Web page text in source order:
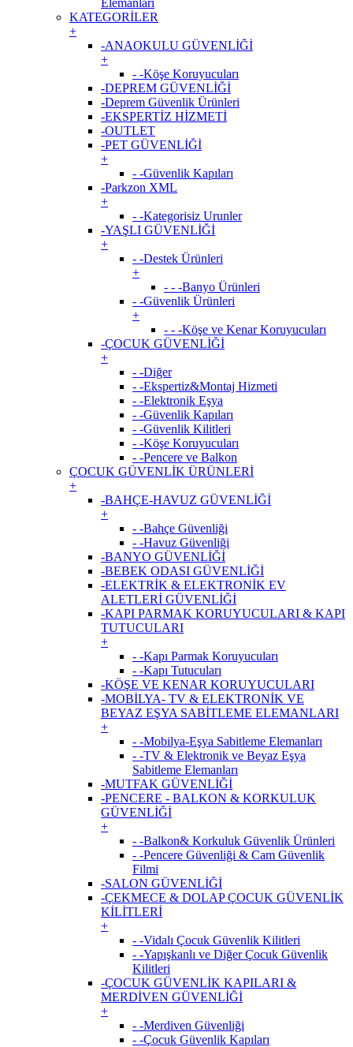
KATEGORİLER
+
-ANAOKULU GÜVENLİĞİ
+
- -Köşe Koruyucuları
-DEPREM GÜVENLİĞİ
-Deprem Güvenlik Ürünleri
-EKSPERTİZ HİZMETİ
-OUTLET
-PET GÜVENLİĞİ
+
- -Güvenlik Kapıları
-Parkzon XML
+
- -Kategorisiz Urunler
-YAŞLI GÜVENLİĞİ
+
- -Destek Ürünleri
+
- - -Banyo Ürünleri
- -Güvenlik Ürünleri
+
- - -Köşe ve Kenar Koruyucuları
-ÇOCUK GÜVENLİĞİ
+
- -Diğer
- -Ekspertiz&Montaj Hizmeti
- -Elektronik Eşya
- -Güvenlik Kapıları
- -Güvenlik Kilitleri
- -Köşe Koruyucuları
- -Pencere ve Balkon
ÇOCUK GÜVENLİK ÜRÜNLERİ
+
-BAHÇE-HAVUZ GÜVENLİĞİ
+
- -Bahçe Güvenliği
- -Havuz Güvenliği
-BANYO GÜVENLİĞİ
-BEBEK ODASI GÜVENLİĞİ
-ELEKTRİK & ELEKTRONİK EV
ALETLERİ GÜVENLİĞİ
-KAPI PARMAK KORUYUCULARI & KAPI
TUTUCULARI
+
- -Kapı Parmak Koruyucuları
- -Kapı Tutucuları
-KÖŞE VE KENAR KORUYUCULARI
-MOBİLYA- TV & ELEKTRONİK VE
BEYAZ EŞYA SABİTLEME ELEMANLARI
+
- -Mobilya-Eşya Sabitleme Elemanları
- -TV & Elektronik ve Beyaz Eşya
Sabitleme Elemanları
-MUTFAK GÜVENLİĞİ
-PENCERE - BALKON & KORKULUK
GÜVENLİĞİ
+
- -Balkon& Korkuluk Güvenlik Ürünleri
- -Pencere Güvenliği & Cam Güvenlik
Filmi
-SALON GÜVENLİĞİ
-ÇEKMECE & DOLAP ÇOCUK GÜVENLİK
KİLİTLERİ
+
- -Vidalı Çocuk Güvenlik Kilitleri
- -Yapışkanlı ve Diğer Çocuk Güvenlik
Kilitleri
-ÇOCUK GÜVENLİK KAPILARI &
MERDİVEN GÜVENLİĞİ
+
- -Merdiven Güvenliği
- -Çocuk Güvenlik Kapıları